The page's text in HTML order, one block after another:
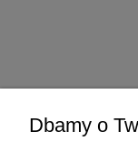
Dbamy o